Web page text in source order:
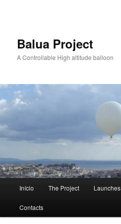
primárioBalua Project
A Controllable High altitude balloon
principal
Início The Project Launches
Contacts